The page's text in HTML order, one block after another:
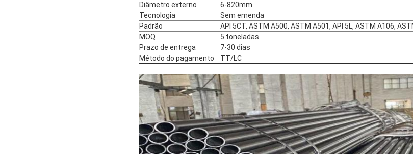
Diâmetro externo
6-820mm
Tecnologia
Sem emenda
Padrão
API 5CT, ASTM A500, ASTM A501, API 5L, ASTM A106,
MOQ
5 toneladas
Prazo de entrega
7-30 dias
Método do pagamento
TT/LC